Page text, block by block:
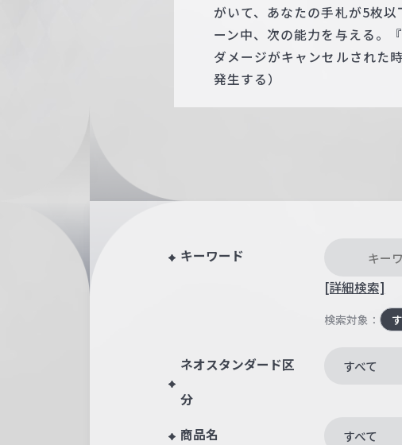
がいて、あなたの手札が5枚
ーン中、次の能力を与える。
ダメージがキャンセルされた
発生する）
キーワード
[詳細検索]
検索対象：
ネオスタンダード区
分
すべて
商品名 すべて